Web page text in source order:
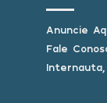
Anuncie
Fale